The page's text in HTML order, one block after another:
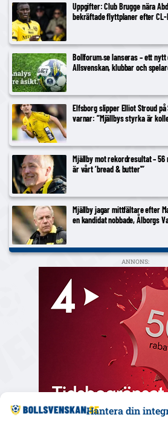
Hantera din
Uppgifter: Club Brugge nära
bekräftade flyttplaner efter
Bollforum.se lanseras – ett
Allsvenskan, klubbar och
Elfsborg slipper Elliot Stroud
varnar: ”Mjällbys styrka är
Mjällby mot rekordresultat –
är vårt ’bread & butter'”
Mjällby jagar mittfältare efter
en kandidat nobbade, Ålborgs
ANNONS: